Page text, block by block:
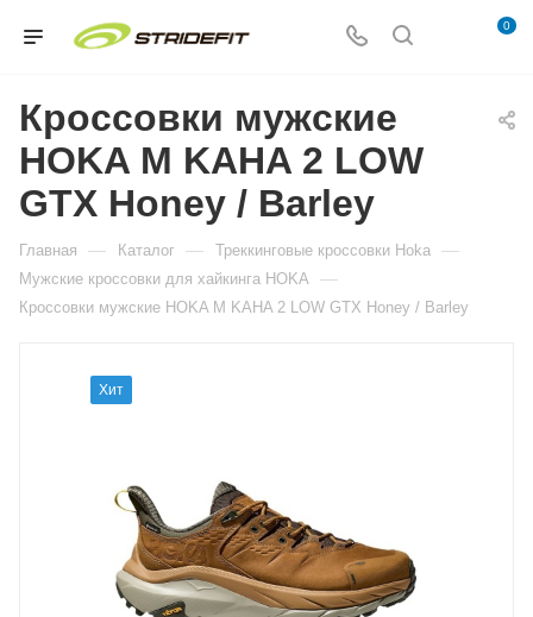
0
Кроссовки мужские
HOKA M KAHA 2 LOW
GTX Honey / Barley
Главная — Каталог — Треккинговые кроссовки Hoka —
Мужские кроссовки для хайкинга HOKA —
Кроссовки мужские HOKA M KAHA 2 LOW GTX Honey / Barley
Хит